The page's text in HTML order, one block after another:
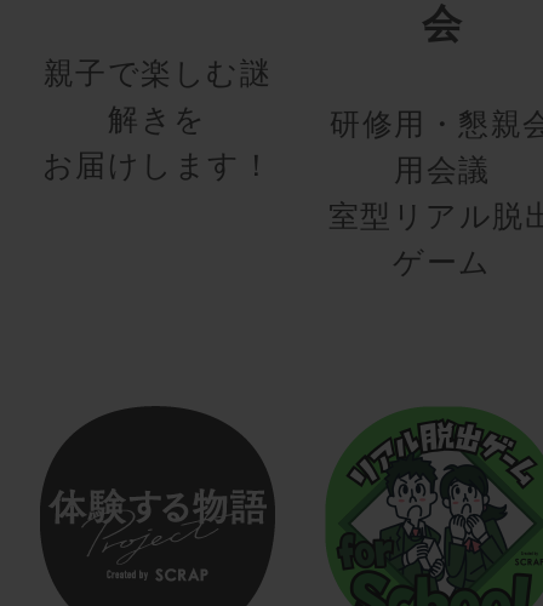
親子で楽しむ謎
解きを
お届けします！
会
研修用・懇親
用会議
室型リアル脱
ゲーム